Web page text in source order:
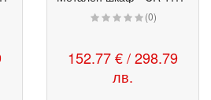
(0)
152.77 € / 298.79
лв.